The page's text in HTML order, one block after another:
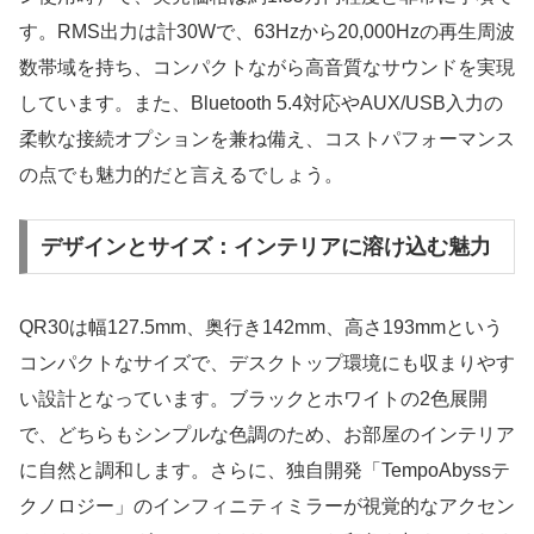
す。RMS出力は計30Wで、63Hzから20,000Hzの再生周波
数帯域を持ち、コンパクトながら高音質なサウンドを実現
しています。また、Bluetooth 5.4対応やAUX/USB入力の
柔軟な接続オプションを兼ね備え、コストパフォーマンス
の点でも魅力的だと言えるでしょう。
デザインとサイズ：インテリアに溶け込む魅力
QR30は幅127.5mm、奥行き142mm、高さ193mmという
コンパクトなサイズで、デスクトップ環境にも収まりやす
い設計となっています。ブラックとホワイトの2色展開
で、どちらもシンプルな色調のため、お部屋のインテリア
に自然と調和します。さらに、独自開発「TempoAbyssテ
クノロジー」のインフィニティミラーが視覚的なアクセン